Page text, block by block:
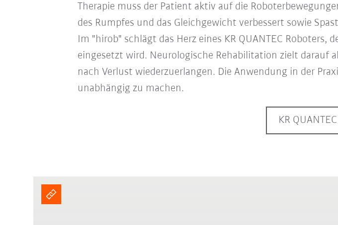
Therapie muss der Patient aktiv auf die
des Rumpfes und das Gleichgewicht verbessert sowie
Im "hirob" schlägt das Herz eines KR QUANTEC
eingesetzt wird. Neurologische Rehabilitation zielt darauf
nach Verlust wiederzuerlangen. Die Anwendung in der
unabhängig zu machen.
KR